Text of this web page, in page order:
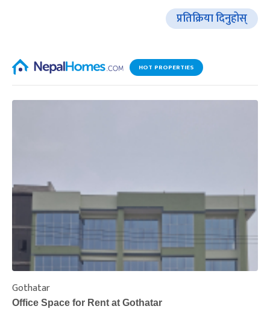
प्रतिक्रिया दिनुहोस्
HOT PROPERTIES
Gothatar
Office Space for Rent at Gothatar